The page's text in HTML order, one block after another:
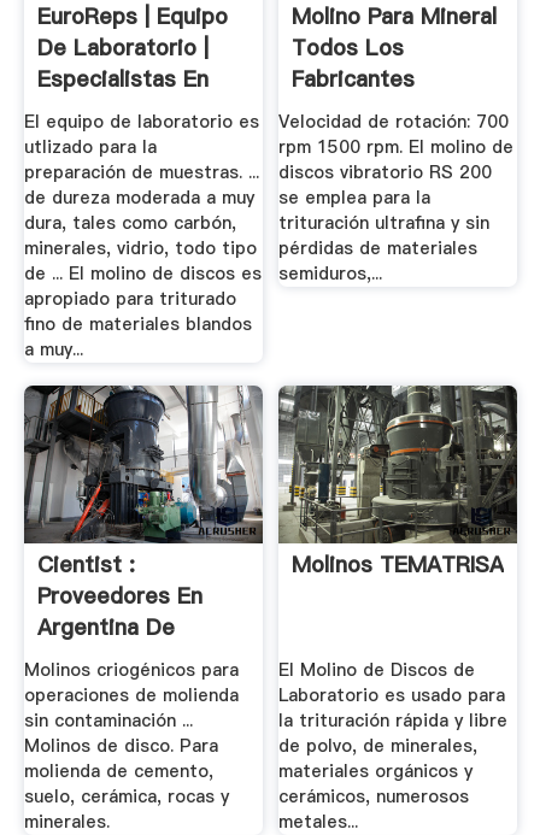
EuroReps | Equipo
De Laboratorio |
Especialistas En
Separacion.
El equipo de laboratorio es
utlizado para la
preparación de muestras. ...
de dureza moderada a muy
dura, tales como carbón,
minerales, vidrio, todo tipo
de ... El molino de discos es
apropiado para triturado
fino de materiales blandos
a muy...
Molino Para Mineral
Todos Los
Fabricantes
Industriales.
Velocidad de rotación: 700
rpm 1500 rpm. El molino de
discos vibratorio RS 200
se emplea para la
trituración ultrafina y sin
pérdidas de materiales
semiduros,...
Cientist :
Proveedores En
Argentina De
Instrumental.
Molinos criogénicos para
operaciones de molienda
sin contaminación ...
Molinos de disco. Para
molienda de cemento,
suelo, cerámica, rocas y
minerales.
Molinos TEMATRISA
El Molino de Discos de
Laboratorio es usado para
la trituración rápida y libre
de polvo, de minerales,
materiales orgánicos y
cerámicos, numerosos
metales...